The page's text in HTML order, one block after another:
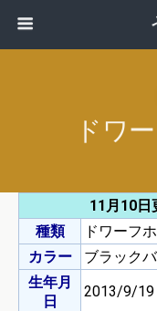
ドワ
11月10日
種類
ドワーフ
カラー
ブラック
生年月
日
2013/9/19